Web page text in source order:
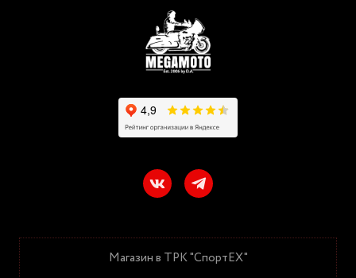
Магазин в ТРК "СпортЕХ"